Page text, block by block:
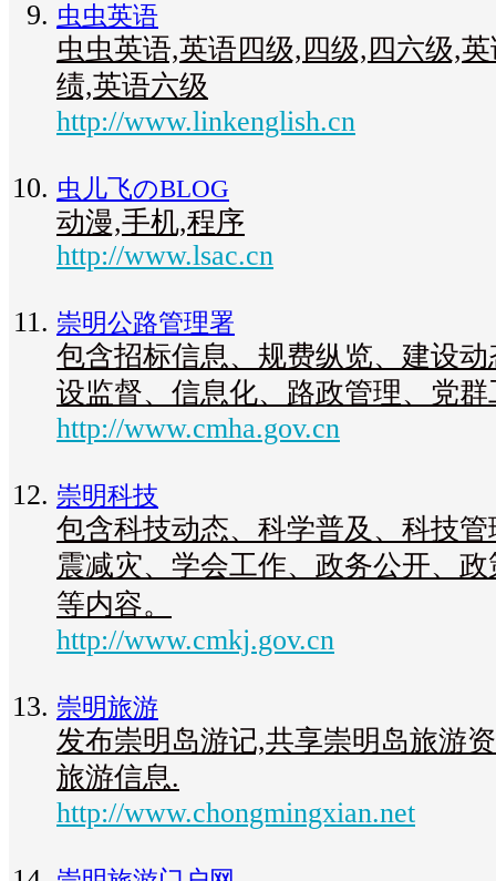
虫虫英语
虫虫英语,英语四级,四级,四六级,
绩,英语六级
http://www.linkenglish.cn
虫儿飞のBLOG
动漫,手机,程序
http://www.lsac.cn
崇明公路管理署
包含招标信息、规费纵览、建设
设监督、信息化、路政管理、党
http://www.cmha.gov.cn
崇明科技
包含科技动态、科学普及、科技
震减灾、学会工作、政务公开、
等内容。
http://www.cmkj.gov.cn
崇明旅游
发布崇明岛游记,共享崇明岛旅游
旅游信息.
http://www.chongmingxian.net